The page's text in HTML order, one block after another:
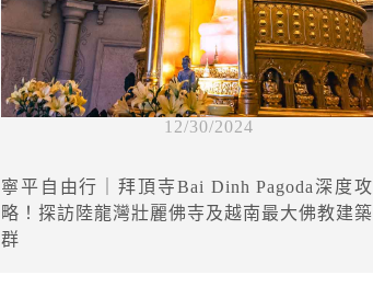
12/30/2024
寧平自由行｜拜頂寺Bai Dinh Pagoda深度攻
略！探訪陸龍灣壯麗佛寺及越南最大佛教建築
群